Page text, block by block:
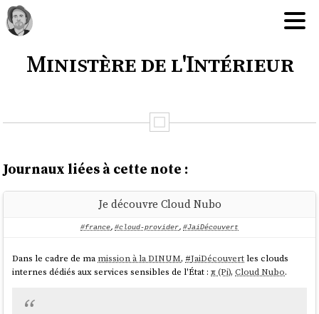
Ministère de l'Intérieur
Journaux liées à cette note :
Je découvre Cloud Nubo
#france, #cloud-provider, #JaiDécouvert
Dans le cadre de ma mission à la DINUM, #JaiDécouvertles clouds
internes dédiés aux services sensibles de l'État :π (Pi),Cloud Nubo.